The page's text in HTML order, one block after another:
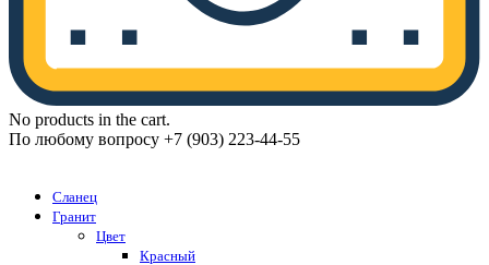
No products in the cart.
По любому вопросу +7 (903) 223-44-55
Сланец
Гранит
Цвет
Красный